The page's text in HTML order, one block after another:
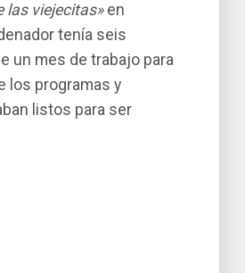
las viejecitas»en
tení­a seis
un mes de trabajo para
los programas y
listos para ser